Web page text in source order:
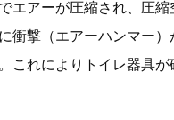
エアーが圧縮され、圧
衝撃（エアーハンマー
これによりトイレ器具